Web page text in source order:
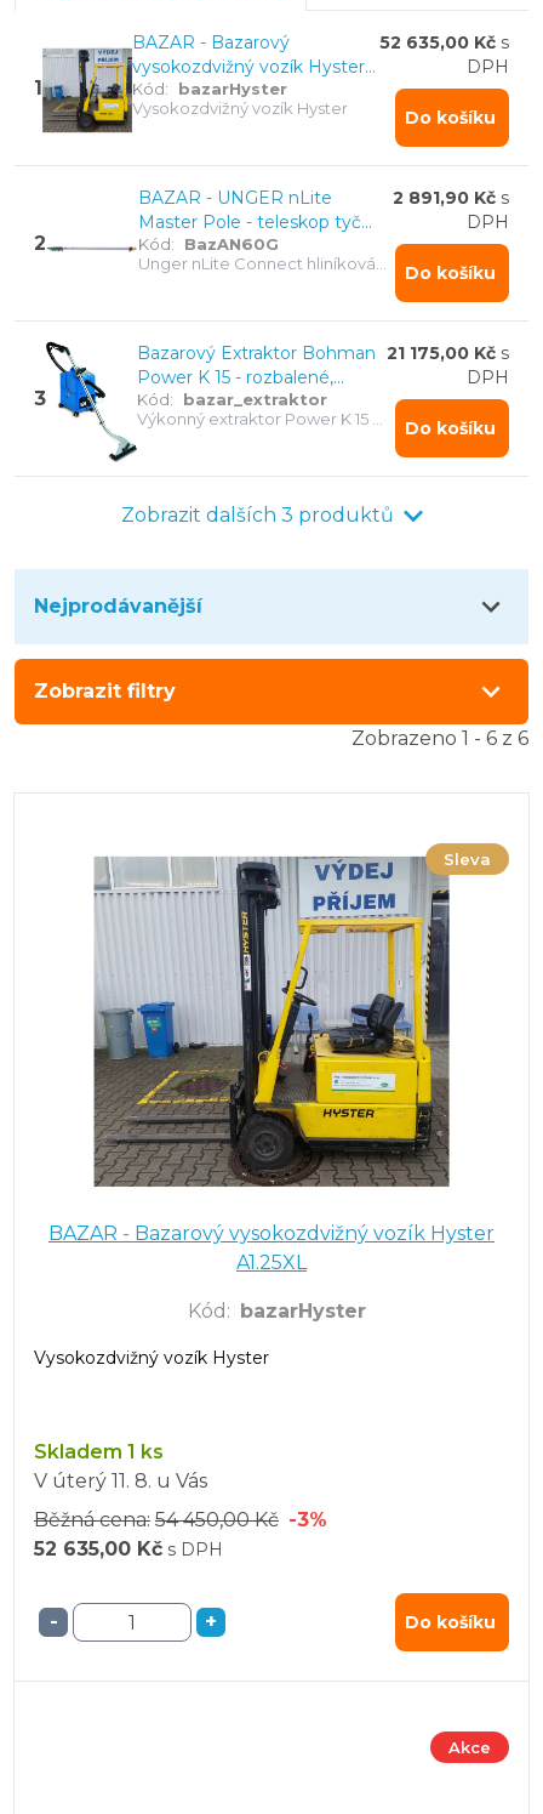
nabízíme prodej a výkup použitých: úklidové vozíky,
vysavače, mycí stroje, čistící stroje, úklidová chemie a
další úklidové techniky.
1
BAZAR - Bazarový
vysokozdvižný vozík Hyster
A1.25XL
Kód:
bazarHyster
Vysokozdvižný vozík Hyster
52 635,00 Kč s
DPH
Do košíku
2
BAZAR - UNGER nLite
Master Pole - teleskop tyč
4x1,71 m, výška 6 m
Kód:
BazAN60G
Unger nLite Connect hliníková
2 891,90 Kč s
DPH
Do košíku
3
Bazarový Extraktor Bohman
Power K 15 - rozbalené,
nepoužité
Kód:
bazar_extraktor
Výkonný extraktor Power K 15 s
21 175,00 Kč s
DPH
Do košíku
Zobrazit dalších 3 produktů
Nejprodávanější
Zobrazit filtry
Zobrazeno 1 - 6 z 6
Sleva
BAZAR - Bazarový vysokozdvižný vozík Hyster
A1.25XL
Kód : bazarHyster
Vysokozdvižný vozík Hyster
Skladem 1 ks
V úterý 11. 8. u Vás
Běžná cena: 54 450,00 Kč -3%
52 635,00 Kč s DPH
- + Do košíku
Akce